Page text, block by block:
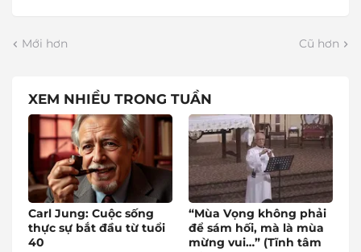
Mới hơn Cũ hơn
XEM NHIỀU TRONG TUẦN
Carl Jung: Cuộc sống
thực sự bắt đầu từ tuổi
40
“Mùa Vọng không phải
để sám hối, mà là mùa
mừng vui…” (Tĩnh tâm